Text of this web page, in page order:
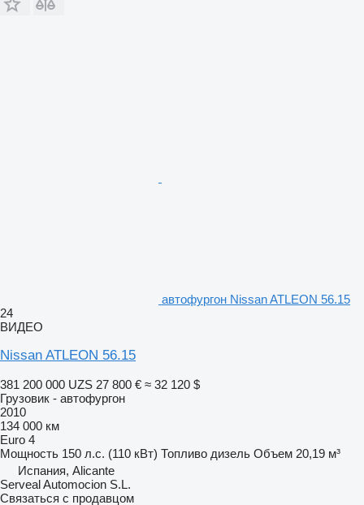
автофургон Nissan ATLEON 56.15
24
ВИДЕО
Nissan ATLEON 56.15
381 200 000 UZS 27 800 € ≈ 32 120 $
Грузовик - автофургон
2010
134 000 км
Euro 4
Мощность 150 л.с. (110 кВт) Топливо дизель Объем 20,19 м³
Испания, Alicante
Serveal Automocion S.L.
Связаться с продавцом